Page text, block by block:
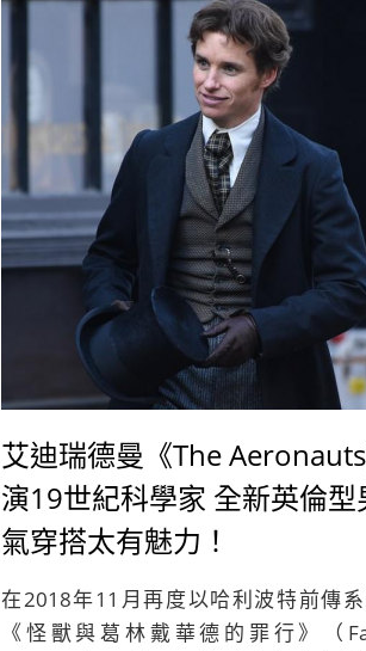
艾迪瑞德曼《The
演19世紀科學家 全新英倫型
氣穿搭太有魅力！
在2018年11月再度以哈利波特前傳
《怪獸與葛林戴華德的罪行》（